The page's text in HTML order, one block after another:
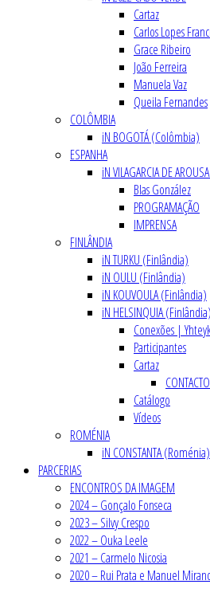
Cartaz
Carlos Lopes
Grace Ribeiro
João Ferreira
Manuela Vaz
Queila Fernandes
COLÔMBIA
iN BOGOTÁ (Colômbia)
ESPANHA
iN VILAGARCIA DE
Blas González
PROGRAMAÇÃO
IMPRENSA
FINLÂNDIA
iN TURKU (Finlândia)
iN OULU (Finlândia)
iN KOUVOULA (Finlândia)
iN HELSINQUIA (Finlândia)
Conexões |
Participantes
Cartaz
Catálogo
Vídeos
ROMÉNIA
iN CONSTANTA (Roménia)
PARCERIAS
ENCONTROS DA IMAGEM
2024 – Gonçalo Fonseca
2023 – Silvy Crespo
2022 – Ouka Leele
2021 – Carmelo Nicosia
2020 – Rui Prata e Manuel